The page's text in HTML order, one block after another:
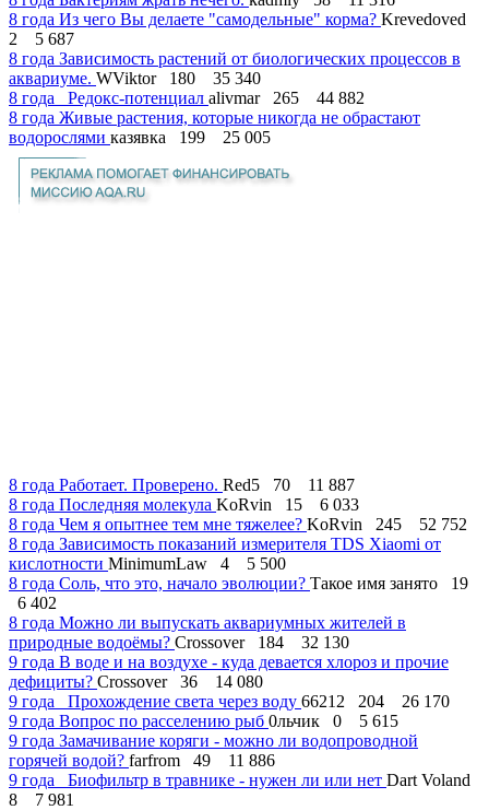
8 года Из чего Вы делаете "самодельные" корма? Krevedoved
2
5 687
8 года Зависимость растений от биологических процессов в
аквариуме. WViktor 180
35 340
8 года
Редокс-потенциал alivmar 265
44 882
8 года Живые растения, которые никогда не обрастают
водорослями казявка 199 25 005
8 года Работает. Проверено. Red5 70
11 887
8 года Последняя молекула KoRvin 15
6 033
8 года Чем я опытнее тем мне тяжелее? KoRvin 245
52 752
8 года Зависимость показаний измерителя TDS Xiaomi от
кислотности MinimumLaw 4
5 500
8 года Соль, что это, начало эволюции? Такое имя занято
19
6 402
8 года Можно ли выпускать аквариумных жителей в
природные водоёмы? Crossover 184
32 130
9 года В воде и на воздухе - куда девается хлороз и прочие
дефициты? Crossover 36
14 080
9 года
Прохождение света через воду 66212 204
26 170
9 года Вопрос по расселению рыб 0льчик 0
5 615
9 года Замачивание коряги - можно ли водопроводной
горячей водой? farfrom 49
11 886
9 года
Биофильтр в травнике - нужен ли или нет Dart Voland
8
7 981